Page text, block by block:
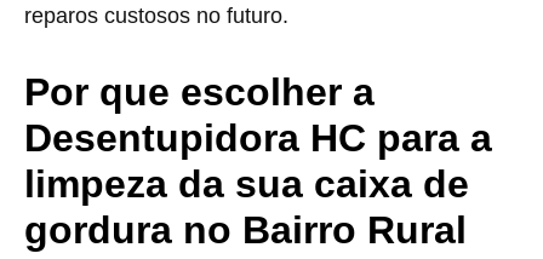
reparos custosos no futuro.
Por que escolher a
Desentupidora HC para a
limpeza da sua caixa de
gordura no Bairro Rural